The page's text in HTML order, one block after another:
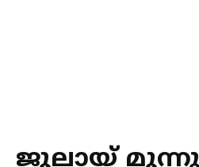
ജൂലായ്